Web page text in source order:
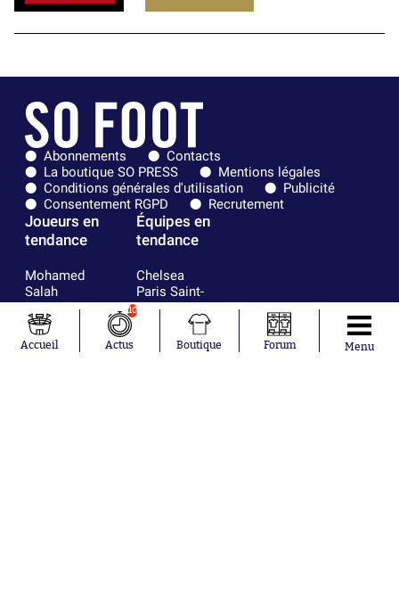
Abonnements
Contacts
La boutique SO PRESS
Mentions légales
Conditions générales d'utilisation
Publicité
Consentement RGPD
Recrutement
Joueurs en
tendance
Mohamed
Salah
Mykhailo
Mudryk
Neymar
Khalis Merah
Équipes en
tendance
Chelsea
Paris Saint-
Germain
Bordeaux
Olympique
lyonnais
Accueil
10
Actus Boutique Forum Menu